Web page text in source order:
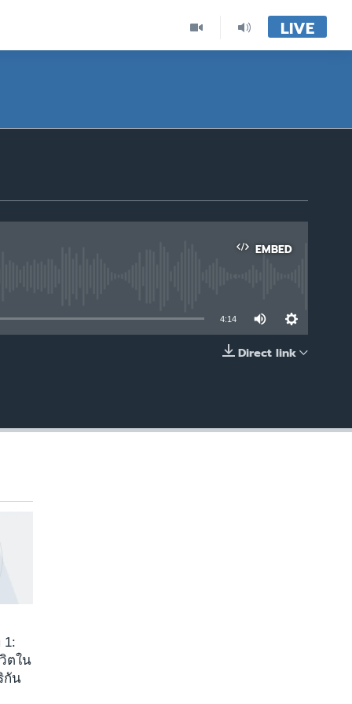
LIVE
EMBED
EMBED
4:14
Direct link
1:
ตใน
กัน